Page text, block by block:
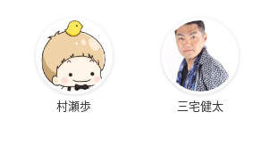
村瀬歩 三宅健太